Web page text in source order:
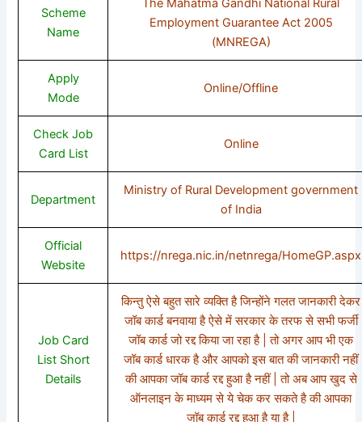
Scheme
Name
The Mahatma Gandhi National Rural
Employment Guarantee Act 2005
(MNREGA)
Apply
Mode
Online/Offline
Check Job
Card List
Online
Department
Ministry of Rural Development government
of India
Official
Website
https://nrega.nic.in/netnrega/HomeGP.aspx
Job Card
List Short
Details
किन्तु ऐसे बहुत सारे व्यक्ति है जिन्होंने गलत जानकारी देकर
जॉब कार्ड बनवाया है ऐसे में सरकार के तरफ से सभी फर्जी
जॉब कार्ड जो रद्द किया जा रहा है | तो अगर आप भी एक
जॉब कार्ड धारक है और आपको इस बात की जानकारी नहीं
की आपका जॉब कार्ड रद्द हुआ है नहीं | तो अब आप खुद से
ऑनलाइन के माध्यम से ये चेक कर सकते है की आपका
जॉब कार्ड रद्द हुआ है या है |